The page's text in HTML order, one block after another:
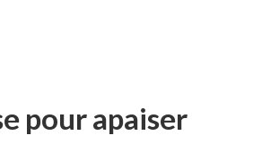
pour apaiser